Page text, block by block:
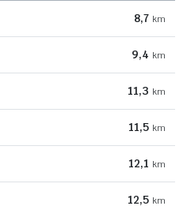
8,7 km
9,4 km
11,3 km
11,5 km
12,1 km
12,5 km